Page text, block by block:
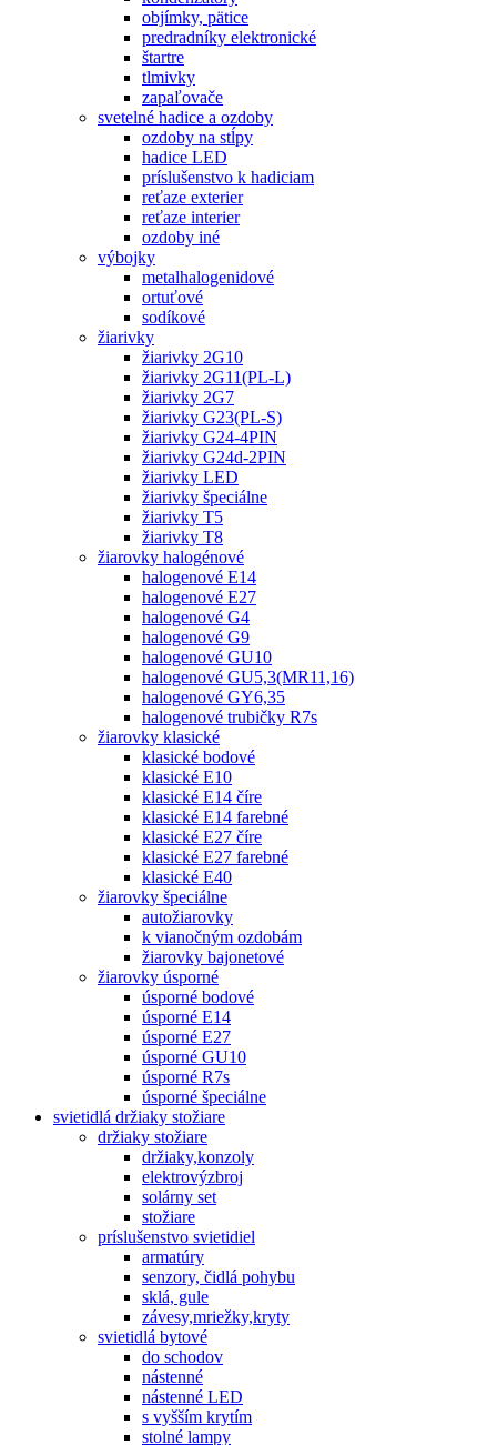
objímky, pätice
predradníky elektronické
štartre
tlmivky
zapaľovače
svetelné hadice a ozdoby
ozdoby na stĺpy
hadice LED
príslušenstvo k hadiciam
reťaze exterier
reťaze interier
ozdoby iné
výbojky
metalhalogenidové
ortuťové
sodíkové
žiarivky
žiarivky 2G10
žiarivky 2G11(PL-L)
žiarivky 2G7
žiarivky G23(PL-S)
žiarivky G24-4PIN
žiarivky G24d-2PIN
žiarivky LED
žiarivky špeciálne
žiarivky T5
žiarivky T8
žiarovky halogénové
halogenové E14
halogenové E27
halogenové G4
halogenové G9
halogenové GU10
halogenové GU5,3(MR11,16)
halogenové GY6,35
halogenové trubičky R7s
žiarovky klasické
klasické bodové
klasické E10
klasické E14 číre
klasické E14 farebné
klasické E27 číre
klasické E27 farebné
klasické E40
žiarovky špeciálne
autožiarovky
k vianočným ozdobám
žiarovky bajonetové
žiarovky úsporné
úsporné bodové
úsporné E14
úsporné E27
úsporné GU10
úsporné R7s
úsporné špeciálne
svietidlá držiaky stožiare
držiaky stožiare
držiaky,konzoly
elektrovýzbroj
solárny set
stožiare
príslušenstvo svietidiel
armatúry
senzory, čidlá pohybu
sklá, gule
závesy,mriežky,kryty
svietidlá bytové
do schodov
nástenné
nástenné LED
s vyšším krytím
stolné lampy